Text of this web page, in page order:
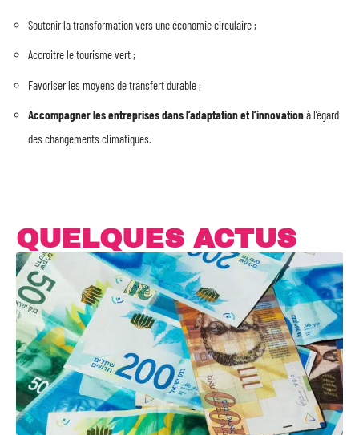
Soutenir la transformation vers une économie circulaire ;
Accroitre le tourisme vert ;
Favoriser les moyens de transfert durable ;
Accompagner les entreprises dans l’adaptation et l’innovationà l’égard
des changements climatiques.
QUELQUES ACTUS